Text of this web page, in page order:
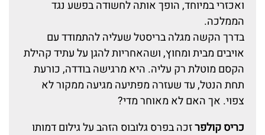
ואכזרי במיוחד, הופך אותה לחשודה בפשע נגד
הממלכה.
בדרך הקשה מגלה בריסטל שעליה להתמודד עם
אויבים מבית ומחוץ, ושהאחריות להגן על עתיד קהילת
הקסם מוטלת רק עליה. היא מרגישה בודדה, כורעת
תחת הנטל, עד שעזרה מפתיעה מגיעה ממקור לא
צפוי. אך האם לא מאוחר מדי?
כריס קולפרזכה בפרס גלובוס הזהב על גילום דמותו